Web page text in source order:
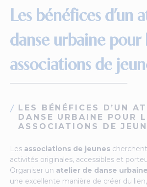
Les bénéfices d’un
danse urbaine pour
associations de
LES BÉNÉFICES D’UN
DANSE URBAINE POUR
ASSOCIATIONS DE
Les associations de jeunes
activités originales, accessibles et
Organiser un atelier de danse urbaine
une excellente manière de créer du